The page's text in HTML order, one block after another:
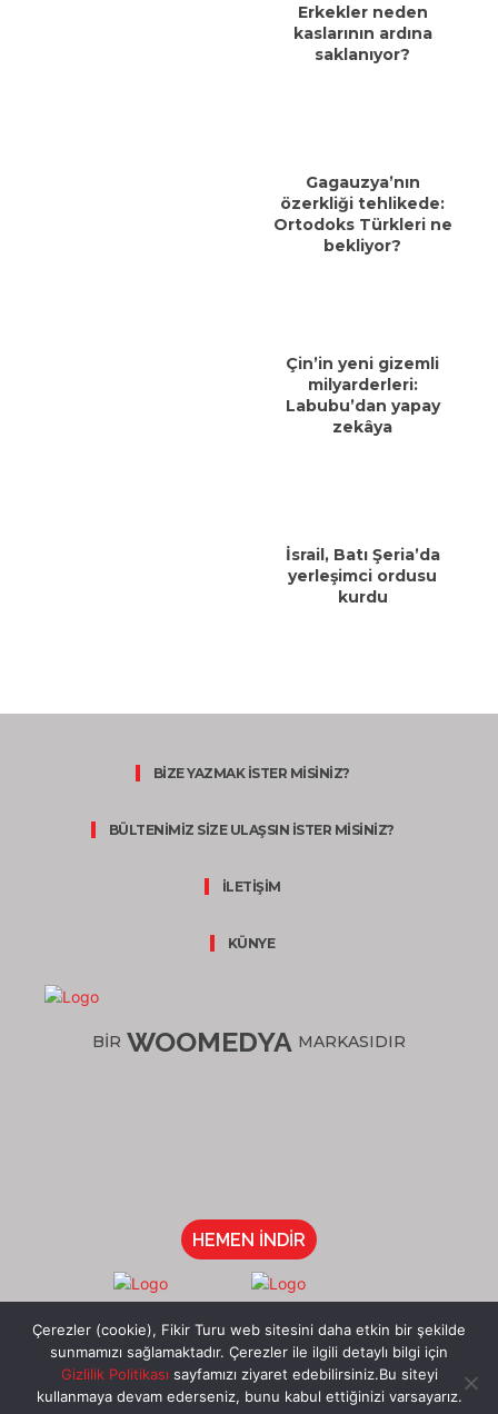
Erkekler neden
kaslarının ardına
saklanıyor?
Gagauzya’nın
özerkliği tehlikede:
Ortodoks Türkleri ne
bekliyor?
Çin’in yeni gizemli
milyarderleri:
Labubu’dan yapay
zekâya
İsrail, Batı Şeria’da
yerleşimci ordusu
kurdu
BİZE YAZMAK İSTER MİSİNİZ?
BÜLTENİMİZ SİZE ULAŞSIN İSTER MİSİNİZ?
İLETİŞİM
KÜNYE
BİR WOOMEDYA MARKASIDIR
HEMEN İNDİR
Çerezler (cookie), Fikir Turu web sitesini daha etkin bir şekilde
sunmamızı sağlamaktadır. Çerezler ile ilgili detaylı bilgi için
Gizlilik Politikası sayfamızı ziyaret edebilirsiniz.Bu siteyi
kullanmaya devam ederseniz, bunu kabul ettiğinizi varsayarız.